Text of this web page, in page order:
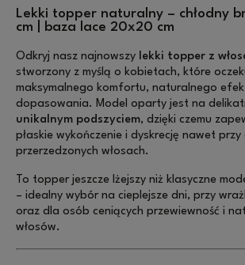
Lekki topper naturalny – chłodny
cm | baza lace 20x20 cm
Odkryj nasz najnowszy lekki topper z
stworzony z myślą o kobietach, które
maksymalnego komfortu, naturalnego
dopasowania. Model oparty jest na
unikalnym podszyciem, dzięki czemu
płaskie wykończenie i dyskrecję nawet przy
przerzedzonych włosach.
To topper jeszcze lżejszy niż klasyczne
– idealny wybór na cieplejsze dni, przy
oraz dla osób ceniących przewiewność i
włosów.